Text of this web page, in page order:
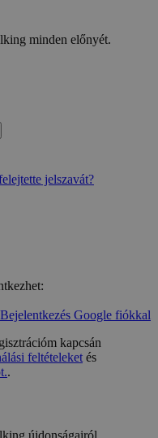
minden előnyét.
jelszavát?
Bejelentkezés Google fiókkal
kapcsán
feltételeketés
.